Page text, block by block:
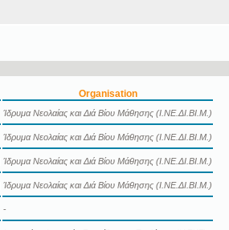
Organisation
Ίδρυμα Νεολαίας και Διά Βίου Μάθησης (Ι.ΝΕ.ΔΙ.ΒΙ.Μ.)
Ίδρυμα Νεολαίας και Διά Βίου Μάθησης (Ι.ΝΕ.ΔΙ.ΒΙ.Μ.)
Ίδρυμα Νεολαίας και Διά Βίου Μάθησης (Ι.ΝΕ.ΔΙ.ΒΙ.Μ.)
Ίδρυμα Νεολαίας και Διά Βίου Μάθησης (Ι.ΝΕ.ΔΙ.ΒΙ.Μ.)
-